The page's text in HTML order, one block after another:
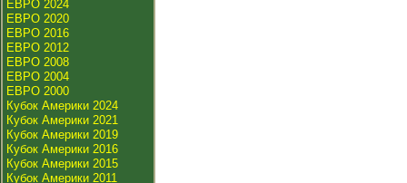
ЕВРО 2024
ЕВРО 2020
ЕВРО 2016
ЕВРО 2012
ЕВРО 2008
ЕВРО 2004
ЕВРО 2000
Кубок Америки 2024
Кубок Америки 2021
Кубок Америки 2019
Кубок Америки 2016
Кубок Америки 2015
Кубок Америки 2011